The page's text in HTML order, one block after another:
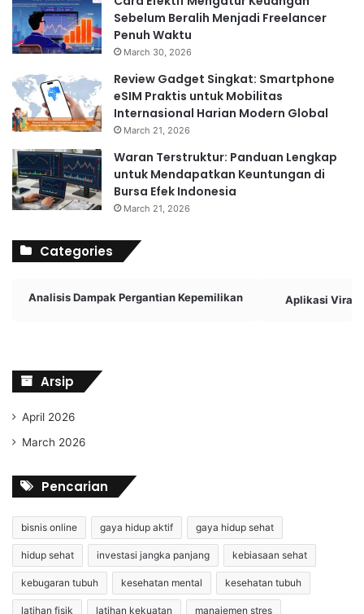
Sebelum Beralih Menjadi Freelancer
Penuh Waktu
March 30, 2026
Review Gadget Singkat: Smartphone
eSIM Praktis untuk Mobilitas
Internasional Harian Modern Global
March 21, 2026
Waran Terstruktur: Panduan Lengkap
untuk Mendapatkan Keuntungan di
Bursa Efek Indonesia
March 21, 2026
Categories
Analisis Dampak Pergantian Kepemilikan Aplikasi Viral
Arsip
April 2026
March 2026
Pencarian
bisnis online gaya hidup aktif gaya hidup sehat
hidup sehat investasi jangka panjang kebiasaan sehat
kebugaran tubuh kesehatan mental kesehatan tubuh
latihan fisik latihan kekuatan manajemen stres